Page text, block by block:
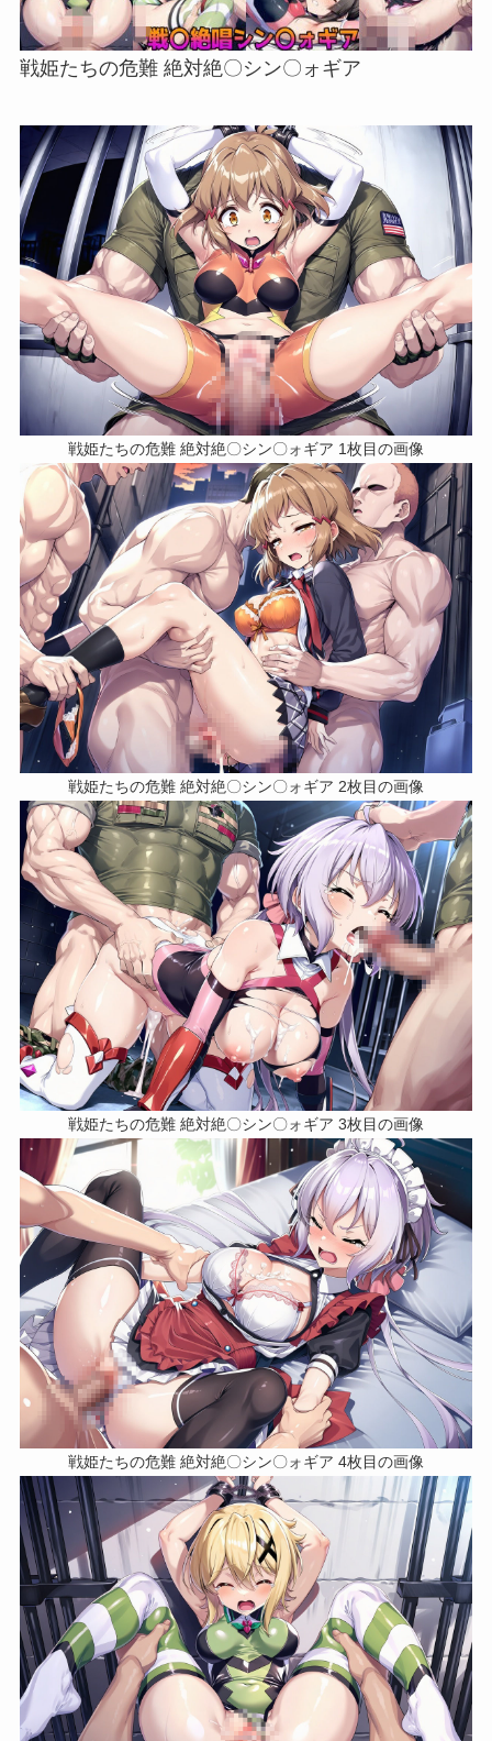
戦姫たちの危難 絶対絶〇シン〇ォギア
戦姫たちの危難 絶対絶〇シン〇ォギア 1枚目の画像
戦姫たちの危難 絶対絶〇シン〇ォギア 2枚目の画像
戦姫たちの危難 絶対絶〇シン〇ォギア 3枚目の画像
戦姫たちの危難 絶対絶〇シン〇ォギア 4枚目の画像